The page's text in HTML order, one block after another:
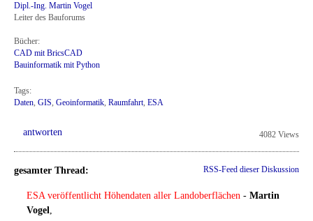
Dipl.-Ing. Martin Vogel
Leiter des Bauforums
Bücher:
CAD mit BricsCAD
Bauinformatik mit Python
Tags:
Daten, GIS, Geoinformatik, Raumfahrt, ESA
antworten 4082 Views
gesamter Thread: RSS-Feed dieser Diskussion
ESA veröffentlicht Höhendaten aller Landoberflächen - Martin
Vogel